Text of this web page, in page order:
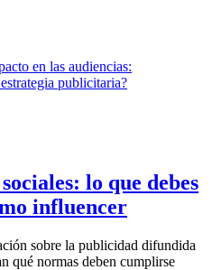
lo que debes
influencer
sobre la publicidad difundida
qué normas deben cumplirse